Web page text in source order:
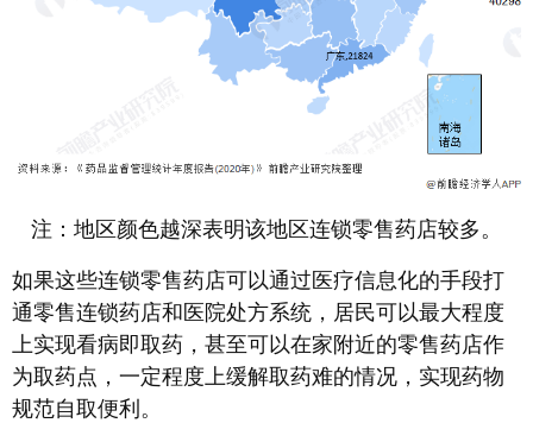
注：地区颜色越深表明该地区连锁零售药店较多。
如果这些连锁零售药店可以通过医疗信息化的手段打
通零售连锁药店和医院处方系统，居民可以最大程度
上实现看病即取药，甚至可以在家附近的零售药店作
为取药点，一定程度上缓解取药难的情况，实现药物
规范自取便利。